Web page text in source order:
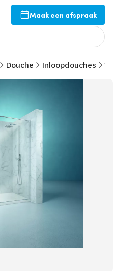
Maak een afspraak
Douche Inloopdouches